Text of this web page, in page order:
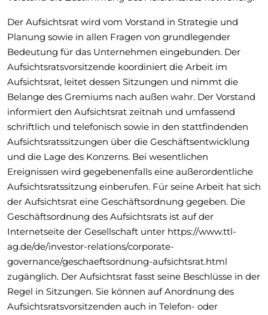
Der Aufsichtsrat wird vom Vorstand in Strategie und
Planung sowie in allen Fragen von grundlegender
Bedeutung für das Unternehmen eingebunden. Der
Aufsichtsratsvorsitzende koordiniert die Arbeit im
Aufsichtsrat, leitet dessen Sitzungen und nimmt die
Belange des Gremiums nach außen wahr. Der Vorstand
informiert den Aufsichtsrat zeitnah und umfassend
schriftlich und telefonisch sowie in den stattfindenden
Aufsichtsratssitzungen über die Geschäftsentwicklung
und die Lage des Konzerns. Bei wesentlichen
Ereignissen wird gegebenenfalls eine außerordentliche
Aufsichtsratssitzung einberufen. Für seine Arbeit hat sich
der Aufsichtsrat eine Geschäftsordnung gegeben. Die
Geschäftsordnung des Aufsichtsrats ist auf der
Internetseite der Gesellschaft unter https://www.ttl-
ag.de/de/investor-relations/corporate-
governance/geschaeftsordnung-aufsichtsrat.html
zugänglich. Der Aufsichtsrat fasst seine Beschlüsse in der
Regel in Sitzungen. Sie können auf Anordnung des
Aufsichtsratsvorsitzenden auch in Telefon- oder